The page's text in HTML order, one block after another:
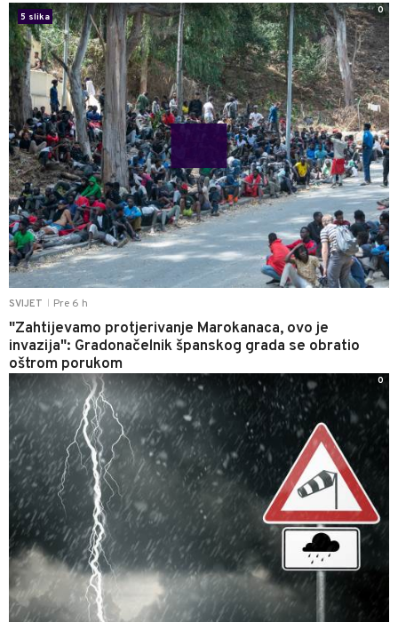
SVIJET Pre 6 h
"Zahtijevamo protjerivanje Marokanaca, ovo je
invazija": Gradonačelnik španskog grada se obratio
oštrom porukom
5 slika
0
0